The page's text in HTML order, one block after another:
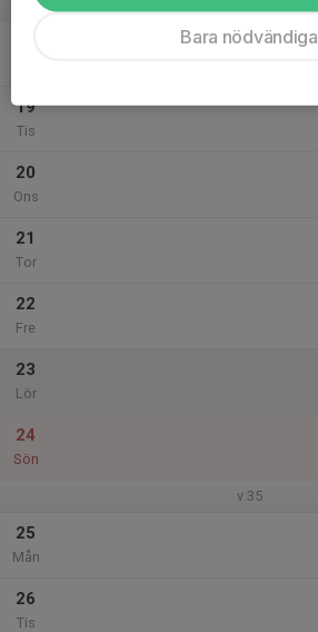
19
Tis
20
Ons
21
Tor
22
Fre
23
Lör
24
Sön
v.35
25
Mån
26
Tis
Bara nödvändiga